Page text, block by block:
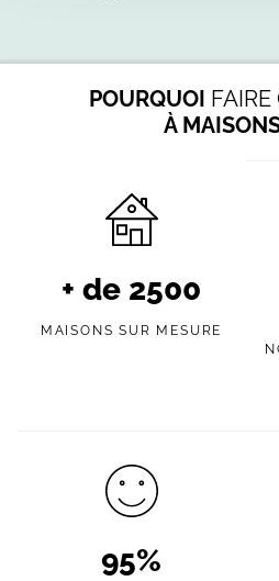
POURQUOI
À
+ de 2500
MAISONS SUR MESURE
95%